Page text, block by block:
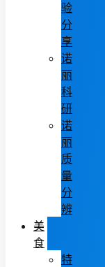
验
分
享
诺
丽
科
研
诺
丽
质
量
分
辨
美
食
特